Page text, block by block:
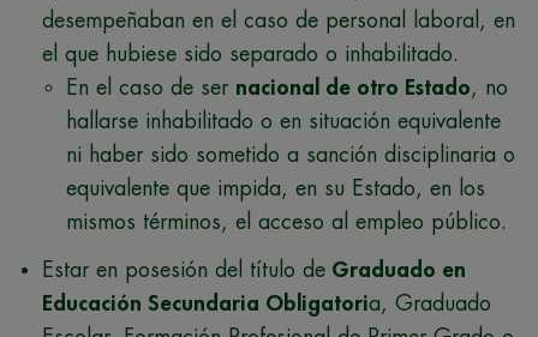
desempeñaban en el caso de personal laboral, en
el que hubiese sido separado o inhabilitado.
En el caso de ser nacional de otro Estado, no
hallarse inhabilitado o en situación equivalente
ni haber sido sometido a sanción disciplinaria o
equivalente que impida, en su Estado, en los
mismos términos, el acceso al empleo público.
Estar en posesión del título de Graduado en
Educación Secundaria Obligatoria, Graduado